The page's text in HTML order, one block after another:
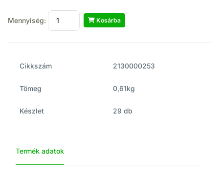
Mennyiség: Kosárba
Cikkszám 2130000253
Tömeg 0,61kg
Készlet 29 db
Termék adatok